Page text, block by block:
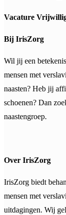
Vacature
Bij IrisZorg
Wil jij een
mensen met
naasten? Heb jij
schoenen? Dan
naastengroep.
Over IrisZorg
IrisZorg biedt
mensen met
uitdagingen. Wij